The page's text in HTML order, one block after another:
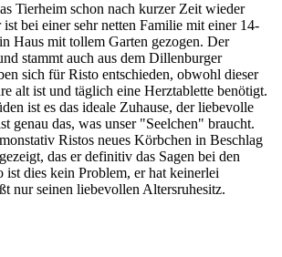
Tierheim schon nach kurzer Zeit wieder
bei einer sehr netten Familie mit einer 14-
Haus mit tollem Garten gezogen. Der
stammt auch aus dem Dillenburger
sich für Risto entschieden, obwohl dieser
alt ist und täglich eine Herztablette benötigt.
ist es das ideale Zuhause, der liebevolle
genau das, was unser "Seelchen" braucht.
Ristos neues Körbchen in Beschlag
das er definitiv das Sagen bei den
ist dies kein Problem, er hat keinerlei
nur seinen liebevollen Altersruhesitz.